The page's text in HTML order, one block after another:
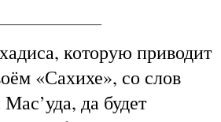
которую приводит
«Сахихе», со слов
да будет